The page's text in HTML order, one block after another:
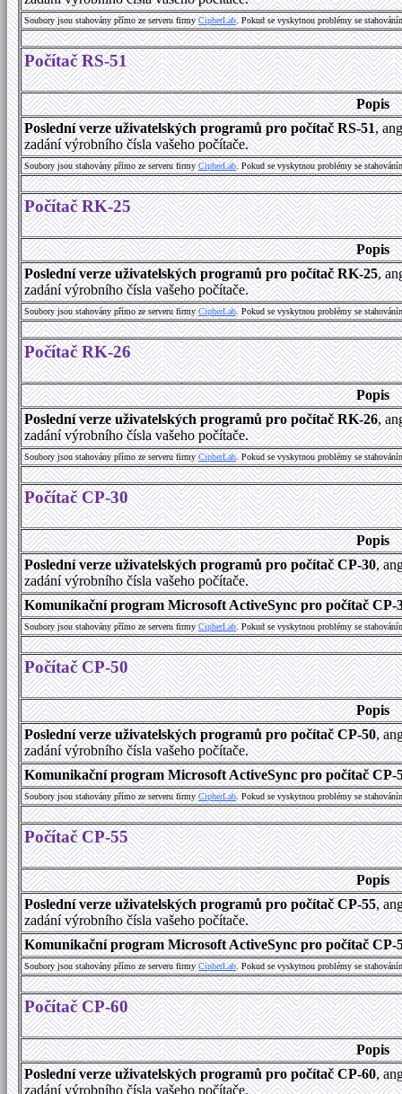
Soubory jsou stahovány přímo ze serveru firmyCipherLab. Pokud se vyskytnou problémy se
Počítač RS-51
Popis
Poslední verze uživatelských programů pro počítač RS-51,
zadání výrobního čísla vašeho počítače.
Soubory jsou stahovány přímo ze serveru firmyCipherLab. Pokud se vyskytnou problémy se
Počítač RK-25
Popis
Poslední verze uživatelských programů pro počítač RK-25,
zadání výrobního čísla vašeho počítače.
Soubory jsou stahovány přímo ze serveru firmyCipherLab. Pokud se vyskytnou problémy se
Počítač RK-26
Popis
Poslední verze uživatelských programů pro počítač RK-26,
zadání výrobního čísla vašeho počítače.
Soubory jsou stahovány přímo ze serveru firmyCipherLab. Pokud se vyskytnou problémy se
Počítač CP-30
Popis
Poslední verze uživatelských programů pro počítač CP-30,
zadání výrobního čísla vašeho počítače.
Komunikační program Microsoft ActiveSync pro počítač CP-
Soubory jsou stahovány přímo ze serveru firmyCipherLab. Pokud se vyskytnou problémy se
Počítač CP-50
Popis
Poslední verze uživatelských programů pro počítač CP-50,
zadání výrobního čísla vašeho počítače.
Komunikační program Microsoft ActiveSync pro počítač CP-
Soubory jsou stahovány přímo ze serveru firmyCipherLab. Pokud se vyskytnou problémy se
Počítač CP-55
Popis
Poslední verze uživatelských programů pro počítač CP-55,
zadání výrobního čísla vašeho počítače.
Komunikační program Microsoft ActiveSync pro počítač CP-
Soubory jsou stahovány přímo ze serveru firmyCipherLab. Pokud se vyskytnou problémy se
Počítač CP-60
Popis
Poslední verze uživatelských programů pro počítač CP-60,
zadání výrobního čísla vašeho počítače.